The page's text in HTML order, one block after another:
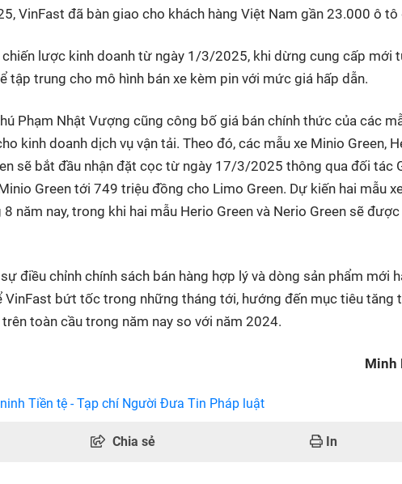
VinFast đã bàn giao cho khách hàng Việt Nam gần 23.000 ô tô
lược kinh doanh từ ngày 1/3/2025, khi dừng cung cấp mới
tập trung cho mô hình bán xe kèm pin với mức giá hấp dẫn.
Phạm Nhật Vượng cũng công bố giá bán chính thức của các
kinh doanh dịch vụ vận tải. Theo đó, các mẫu xe Minio Green,
sẽ bắt đầu nhận đặt cọc từ ngày 17/3/2025 thông qua đối tác
Green tới 749 triệu đồng cho Limo Green. Dự kiến hai mẫu
năm nay, trong khi hai mẫu Herio Green và Nerio Green sẽ
điều chỉnh chính sách bán hàng hợp lý và dòng sản phẩm mới
VinFast bứt tốc trong những tháng tới, hướng đến mục tiêu tăng
toàn cầu trong năm nay so với năm 2024.
Minh
Tiền tệ - Tạp chí Người Đưa Tin Pháp luật
Chia sẻ In